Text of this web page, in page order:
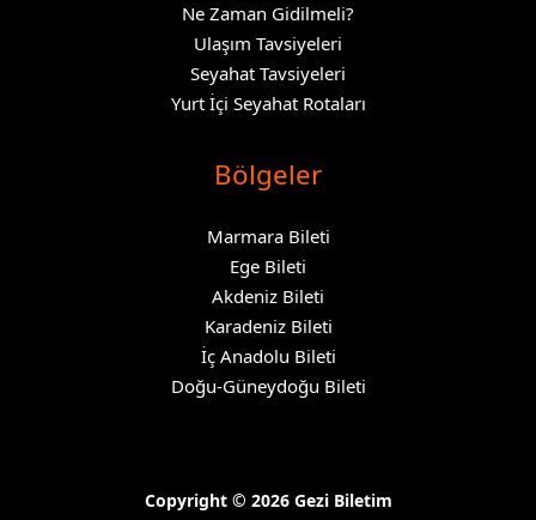
Ne Zaman Gidilmeli?
Ulaşım Tavsiyeleri
Seyahat Tavsiyeleri
Yurt İçi Seyahat Rotaları
Bölgeler
Marmara Bileti
Ege Bileti
Akdeniz Bileti
Karadeniz Bileti
İç Anadolu Bileti
Doğu-Güneydoğu Bileti
Copyright © 2026 Gezi Biletim